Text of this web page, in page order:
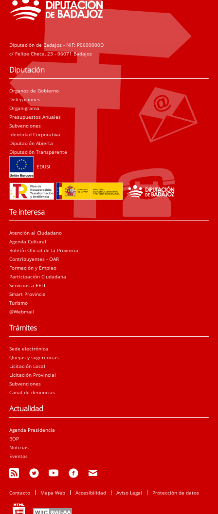
Diputación de Badajoz - NIF: P0600000D
c/ Felipe Checa, 23 - 06071 Badajoz
Diputación
Órganos de Gobierno
Delegaciones
Organigrama
Presupuestos Anuales
Subvenciones
Identidad Corporativa
Diputación Abierta
Diputación Transparente
EDUSI
Te interesa
Atención al Ciudadano
Agenda Cultural
Boletín Oficial de la Provincia
Contribuyentes - OAR
Formación y Empleo
Participación Ciudadana
Servicios a EELL
Smart Provincia
Turismo
@Webmail
Trámites
Sede electrónica
Quejas y sugerencias
Licitación Local
Licitación Provincial
Subvenciones
Canal de denuncias
Actualidad
Agenda Presidencia
BOP
Noticias
Eventos
Contacto Mapa Web Accesibilidad Aviso Legal Protección de datos